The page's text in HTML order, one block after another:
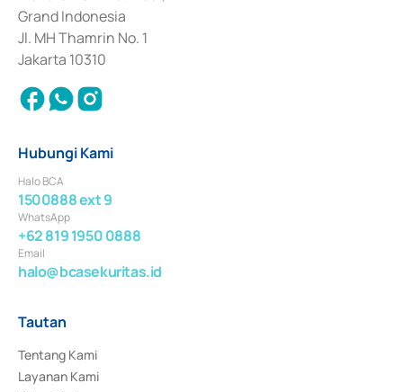
Surat Berharga Komersial yang izinnya diterbitkan pada tahun 2018.
Grand Indonesia
Jl. MH Thamrin No. 1
Jakarta 10310
Hubungi Kami
Halo BCA
1500888 ext 9
WhatsApp
+62 819 1950 0888
Email
halo@bcasekuritas.id
Tautan
Tentang Kami
Layanan Kami